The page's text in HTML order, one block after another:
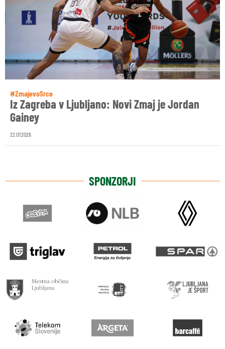
#ZmajevoSrce
Iz Zagreba v Ljubljano: Novi Zmaj je Jordan
Gainey
22.07.2026
SPONZORJI